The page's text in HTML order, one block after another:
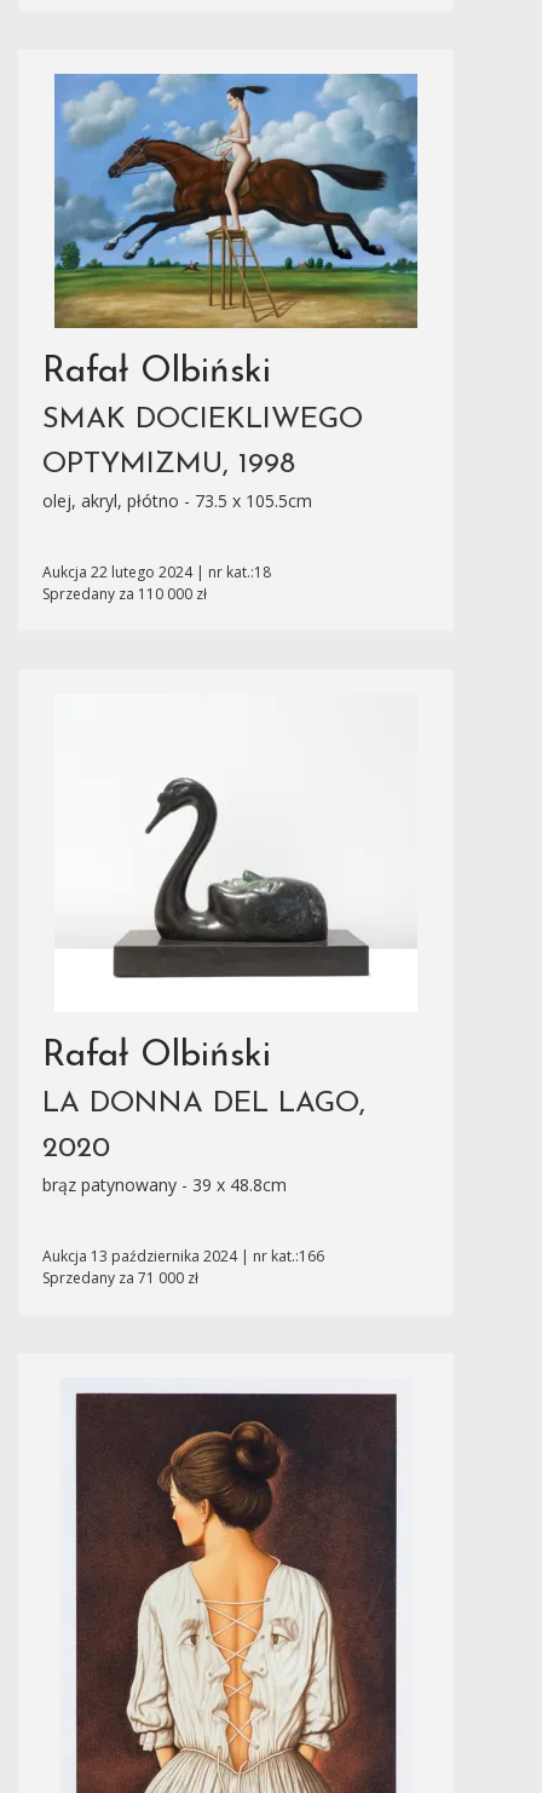
Rafał Olbiński
SMAK DOCIEKLIWEGO
OPTYMIZMU, 1998
olej, akryl, płótno - 73.5 x 105.5cm
Aukcja 22 lutego 2024 | nr kat.:18
Sprzedany za 110 000 zł
Rafał Olbiński
LA DONNA DEL LAGO,
2020
brąz patynowany - 39 x 48.8cm
Aukcja 13 października 2024 | nr kat.:166
Sprzedany za 71 000 zł